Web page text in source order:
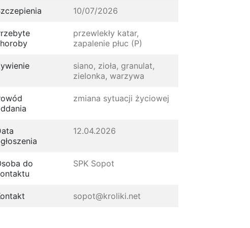
10/07/2026
przewlekły katar,
zapalenie płuc (P)
siano, zioła, granulat,
zielonka, warzywa
zmiana sytuacji życiowej
12.04.2026
do
SPK Sopot
sopot@kroliki.net